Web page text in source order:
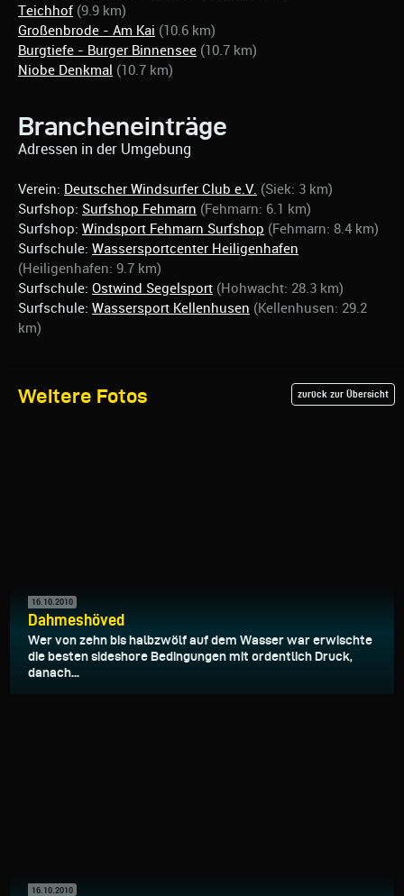
Teichhof (9.9 km)
Großenbrode - Am Kai (10.6 km)
Burgtiefe - Burger Binnensee (10.7 km)
Niobe Denkmal (10.7 km)
Brancheneinträge
Adressen in der Umgebung
Verein: Deutscher Windsurfer Club e.V. (Siek: 3 km)
Surfshop: Surfshop Fehmarn (Fehmarn: 6.1 km)
Surfshop: Windsport Fehmarn Surfshop (Fehmarn: 8.4 km)
Surfschule: Wassersportcenter Heiligenhafen
(Heiligenhafen: 9.7 km)
Surfschule: Ostwind Segelsport (Hohwacht: 28.3 km)
Surfschule: Wassersport Kellenhusen (Kellenhusen: 29.2
km)
Weitere Fotos zurück zur Übersicht
16.10.2010
Dahmeshöved
Wer von zehn bis halbzwölf auf dem Wasser war erwischte
die besten sideshore Bedingungen mit ordentlich Druck,
danach...
16.10.2010